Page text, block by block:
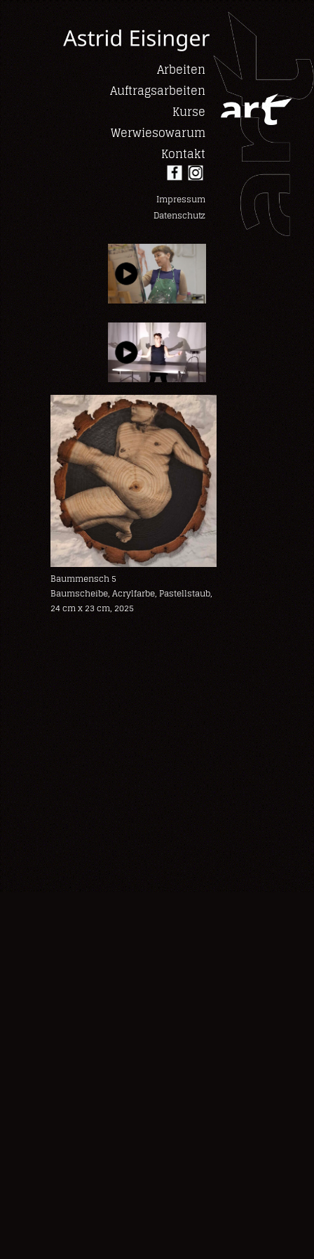
Arbeiten
Auftragsarbeiten
Kurse
Werwiesowarum
Kontakt
Impressum
Datenschutz
Baummensch 5
Baumscheibe, Acrylfarbe, Pastellstaub,
24 cm x 23 cm, 2025